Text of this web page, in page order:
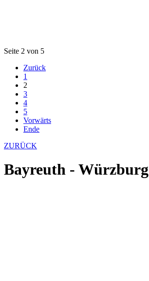
Seite 2 von 5
Zurück
1
2
3
4
5
Vorwärts
Ende
ZURÜCK
Bayreuth - Würzburg